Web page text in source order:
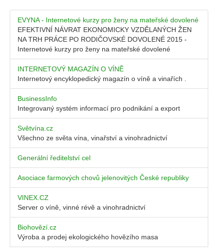
EVYNA - Internetové kurzy pro ženy na mateřské dovolené
EFEKTIVNÍ NÁVRAT EKONOMICKY VZDĚLANÝCH ŽEN
NA TRH PRÁCE PO RODIČOVSKÉ DOVOLENÉ 2015 -
Internetové kurzy pro ženy na mateřské dovolené
INTERNETOVÝ MAGAZÍN O VÍNĚ
Internetový encyklopedický magazín o víně a vinařích .
BusinessInfo
Integrovaný systém informací pro podnikání a export
Světvína.cz
Všechno ze světa vína, vinařství a vinohradnictví
Generální ředitelství cel
Asociace farmových chovů jelenovitých České republiky
VINEX.CZ
Server o víně, vinné révě a vinohradnictví
Biohovězí.cz
Výroba a prodej ekologického hovězího masa